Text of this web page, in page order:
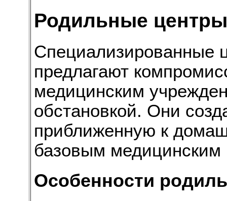
Родильные
Специализированные
предлагают
медицинским
обстановкой. Они
приближенную к
базовым медицинским
Особенности